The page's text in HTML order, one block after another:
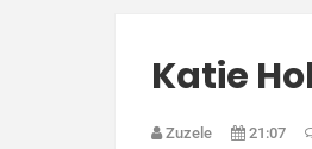
Katie
Zuzele 21:07